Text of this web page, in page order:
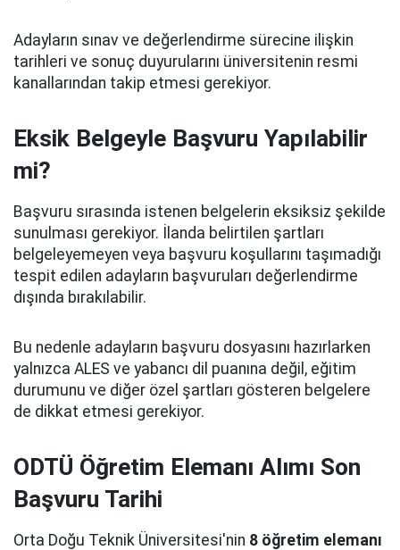
Adayların sınav ve değerlendirme sürecine ilişkin
tarihleri ve sonuç duyurularını üniversitenin resmi
kanallarından takip etmesi gerekiyor.
Eksik Belgeyle Başvuru Yapılabilir
mi?
Başvuru sırasında istenen belgelerin eksiksiz şekilde
sunulması gerekiyor. İlanda belirtilen şartları
belgeleyemeyen veya başvuru koşullarını taşımadığı
tespit edilen adayların başvuruları değerlendirme
dışında bırakılabilir.
Bu nedenle adayların başvuru dosyasını hazırlarken
yalnızca ALES ve yabancı dil puanına değil, eğitim
durumunu ve diğer özel şartları gösteren belgelere
de dikkat etmesi gerekiyor.
ODTÜ Öğretim Elemanı Alımı Son
Başvuru Tarihi
Orta Doğu Teknik Üniversitesi'nin 8 öğretim elemanı